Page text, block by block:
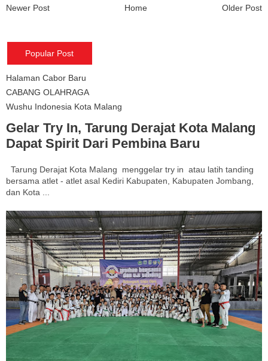
Newer Post Older Post
Home
Popular Post
Halaman Cabor Baru
CABANG OLAHRAGA
Wushu Indonesia Kota Malang
Gelar Try In, Tarung Derajat Kota Malang
Dapat Spirit Dari Pembina Baru
Tarung Derajat Kota Malang menggelar try in atau latih tanding
bersama atlet - atlet asal Kediri Kabupaten, Kabupaten Jombang,
dan Kota ...